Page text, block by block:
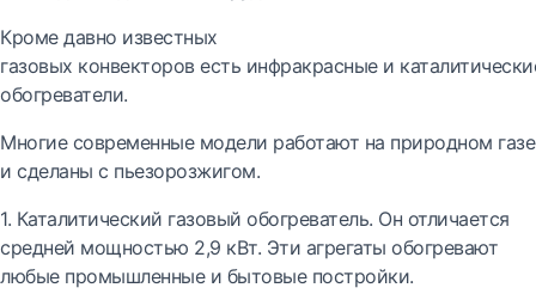
Кроме давно известных
газовых конвекторов есть инфракрасные и
обогреватели.
Многие современные модели работают на природном газе
и сделаны с пьезорозжигом.
1. Каталитический газовый обогреватель. Он отличается
средней мощностью 2,9 кВт. Эти агрегаты обогревают
любые промышленные и бытовые постройки.